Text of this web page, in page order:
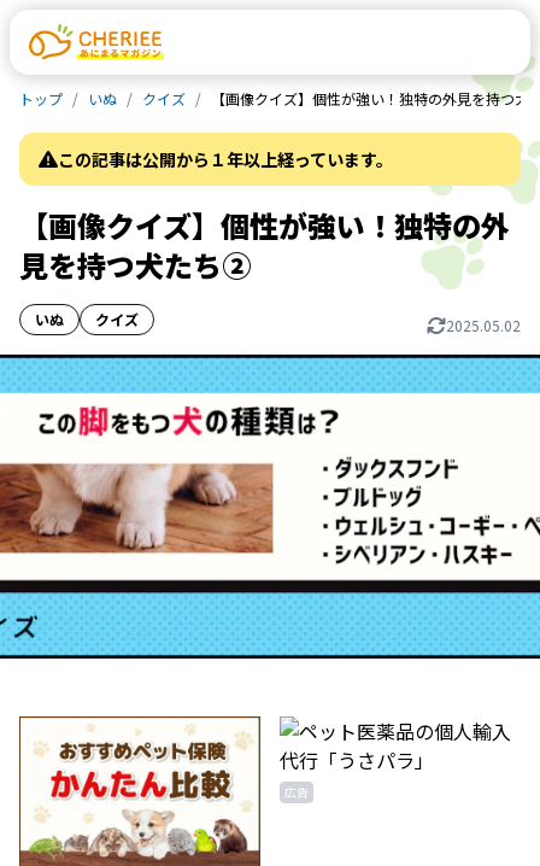
トップ いぬ クイズ 【画像クイズ】個性が強い！独特の外見を持つ犬
この記事は公開から１年以上経っています。
【画像クイズ】個性が強い！独特の外
見を持つ犬たち②
いぬ クイズ 2025.05.02
広告